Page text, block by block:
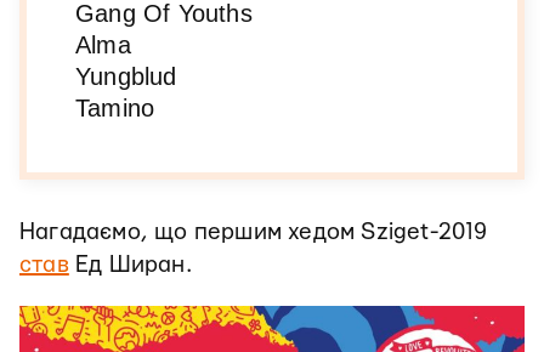
Gang Of Youths
Alma
Yungblud
Tamino
Нагадаємо, що першим хедом Sziget-2019
ставЕд Ширан.